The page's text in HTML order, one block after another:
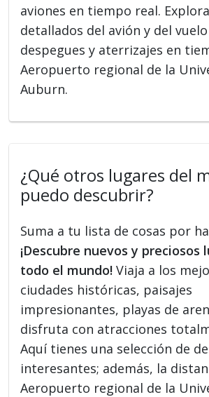
aviones en tiempo real.
detallados del avión y del
despegues y aterrizajes en
Aeropuerto regional de la
Auburn.
¿Qué otros lugares del
puedo descubrir?
Suma a tu lista de cosas por
¡Descubre nuevos y preciosos
todo el mundo! Viaja a los
ciudades históricas, paisajes
impresionantes, playas de
disfruta con atracciones
Aquí tienes una selección de
interesantes; además, la
Aeropuerto regional de la